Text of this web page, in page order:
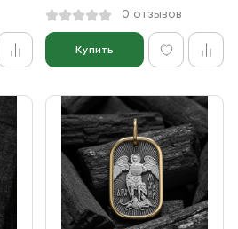
0 отзывов
Купить